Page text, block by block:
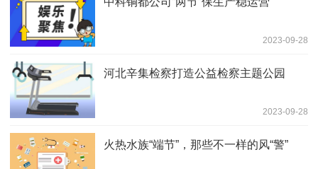
2023-09-28
河北辛集检察打造公益检察主题公园
2023-09-28
火热水族“端节”，那些不一样的风“警”